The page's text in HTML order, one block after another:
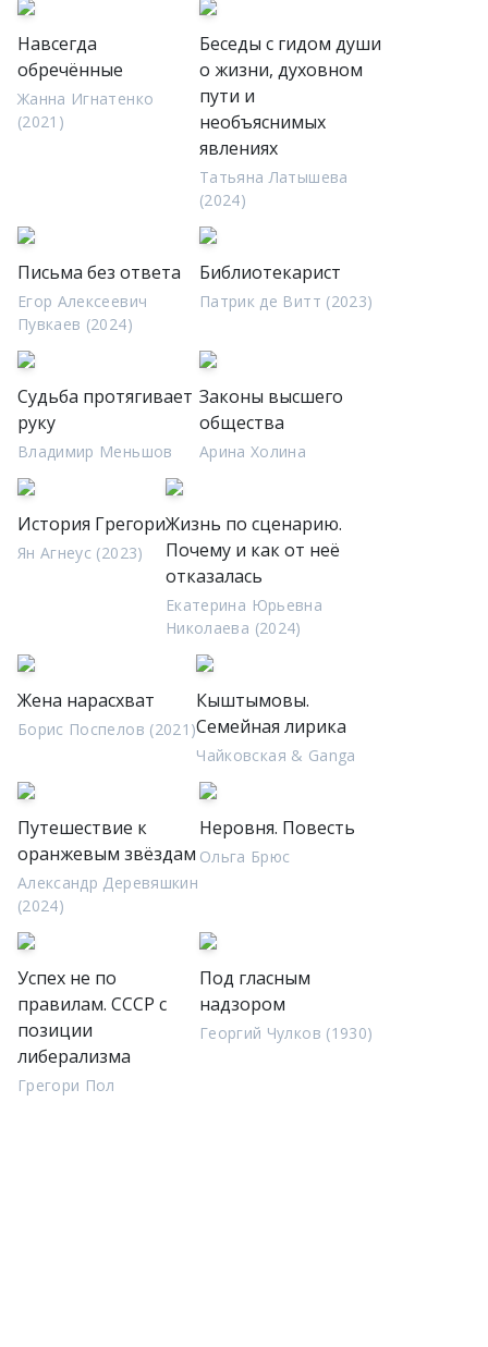
Навсегда
обречённые
Жанна Игнатенко
(2021)
Беседы с гидом души
о жизни, духовном
пути и
необъяснимых
явлениях
Татьяна Латышева
(2024)
Письма без ответа
Егор Алексеевич
Пувкаев (2024)
Библиотекарист
Патрик де Витт (2023)
Судьба протягивает
руку
Владимир Меньшов
Законы высшего
общества
Арина Холина
История Грегори
Ян Агнеус (2023)
Жизнь по сценарию.
Почему и как от неё
отказалась
Екатерина Юрьевна
Николаева (2024)
Жена нарасхват
Борис Поспелов (2021)
Кыштымовы.
Семейная лирика
Чайковская & Ganga
Путешествие к
оранжевым звёздам
Александр Деревяшкин
(2024)
Неровня. Повесть
Ольга Брюс
Успех не по
правилам. СССР с
позиции
либерализма
Грегори Пол
Под гласным
надзором
Георгий Чулков (1930)